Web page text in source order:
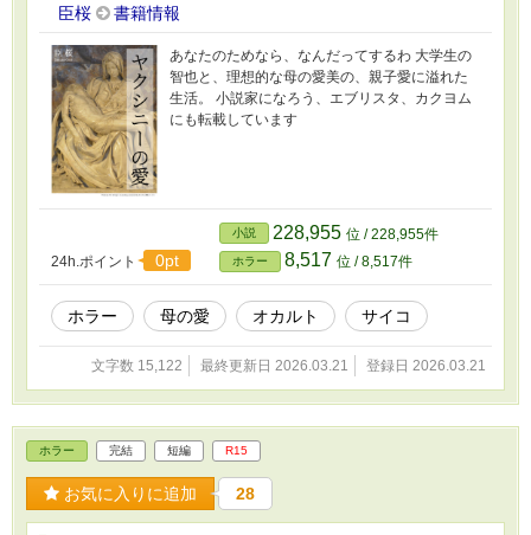
臣桜 書籍情報
あなたのためなら、なんだってするわ 大学生の
智也と、理想的な母の愛美の、親子愛に溢れた
生活。 小説家になろう、エブリスタ、カクヨム
にも転載しています
24h.ポイント 0pt
小説 228,955 位 / 228,955件
ホラー 8,517 位 / 8,517件
ホラー 母の愛 オカルト サイコ
文字数 15,122 最終更新日 2026.03.21 登録日 2026.03.21
ホラー 完結 短編 R15
お気に入りに追加 28